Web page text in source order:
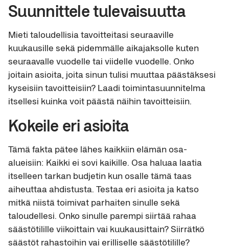
Suunnittele tulevaisuutta
Mieti taloudellisia tavoitteitasi seuraaville
kuukausille sekä pidemmälle aikajaksolle kuten
seuraavalle vuodelle tai viidelle vuodelle. Onko
joitain asioita, joita sinun tulisi muuttaa päästäksesi
kyseisiin tavoitteisiin? Laadi toimintasuunnitelma
itsellesi kuinka voit päästä näihin tavoitteisiin.
Kokeile eri asioita
Tämä fakta pätee lähes kaikkiin elämän osa-
alueisiin: Kaikki ei sovi kaikille. Osa haluaa laatia
itselleen tarkan budjetin kun osalle tämä taas
aiheuttaa ahdistusta. Testaa eri asioita ja katso
mitkä niistä toimivat parhaiten sinulle sekä
taloudellesi. Onko sinulle parempi siirtää rahaa
säästötilille viikoittain vai kuukausittain? Siirrätkö
säästöt rahastoihin vai erilliselle säästötilille?